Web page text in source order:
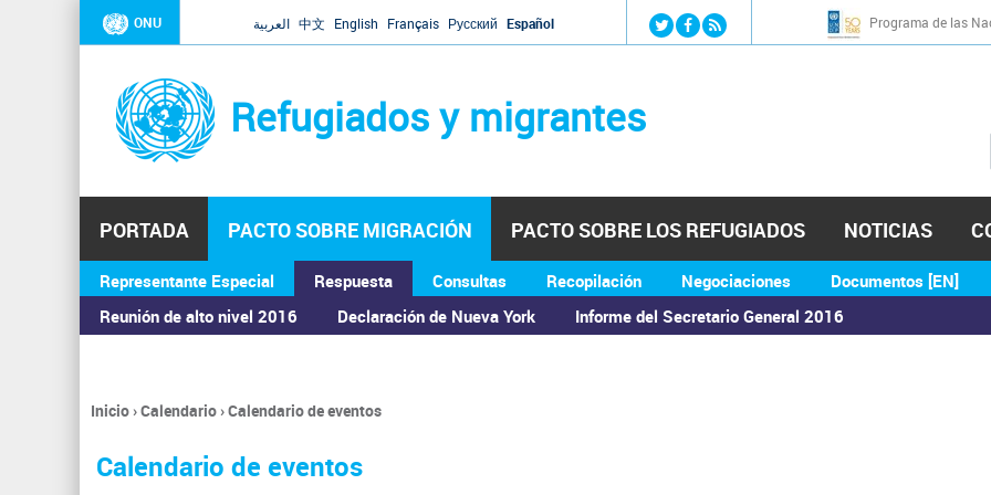
Jump to navigation
ONU العربية 中文 English Français Русский Español Programa de las
Refugiados y migrantes
PORTADA PACTO SOBRE MIGRACIÓN
Representante Especial
Respuesta
Reunión de alto nivel 2016
Declaración de Nueva York Informe del Secretario General 2016
Consultas Recopilación Negociaciones Documentos [EN]
PACTO SOBRE LOS REFUGIADOS NOTICIAS
ASAMBLEA GENERAL
Se
encuentra
usted
Inicio›Calendario›Calendario de eventos
Calendario de eventos